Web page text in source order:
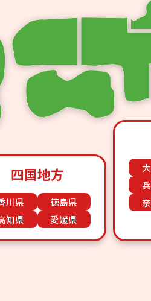
四国地方
川県
徳島県
知県
愛媛県